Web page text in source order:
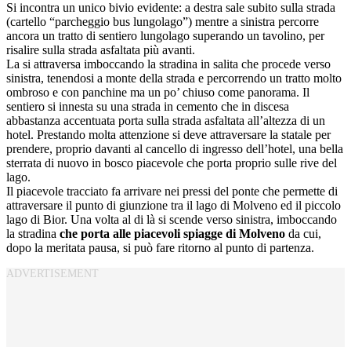
Si incontra un unico bivio evidente: a destra sale subito sulla strada
(cartello “parcheggio bus lungolago”) mentre a sinistra percorre
ancora un tratto di sentiero lungolago superando un tavolino, per
risalire sulla strada asfaltata più avanti.
La si attraversa imboccando la stradina in salita che procede verso
sinistra, tenendosi a monte della strada e percorrendo un tratto molto
ombroso e con panchine ma un po’ chiuso come panorama. Il
sentiero si innesta su una strada in cemento che in discesa
abbastanza accentuata porta sulla strada asfaltata all’altezza di un
hotel. Prestando molta attenzione si deve attraversare la statale per
prendere, proprio davanti al cancello di ingresso dell’hotel, una bella
sterrata di nuovo in bosco piacevole che porta proprio sulle rive del
lago.
Il piacevole tracciato fa arrivare nei pressi del ponte che permette di
attraversare il punto di giunzione tra il lago di Molveno ed il piccolo
lago di Bior. Una volta al di là si scende verso sinistra, imboccando
la stradina che porta alle piacevoli spiagge di Molveno da cui,
dopo la meritata pausa, si può fare ritorno al punto di partenza.